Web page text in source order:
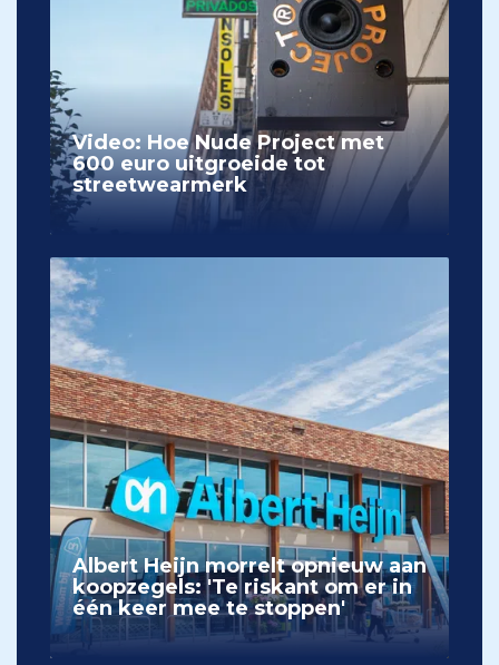
Video: Hoe Nude Project met
600 euro uitgroeide tot
streetwearmerk
Albert Heijn morrelt opnieuw aan
koopzegels: 'Te riskant om er in
één keer mee te stoppen'